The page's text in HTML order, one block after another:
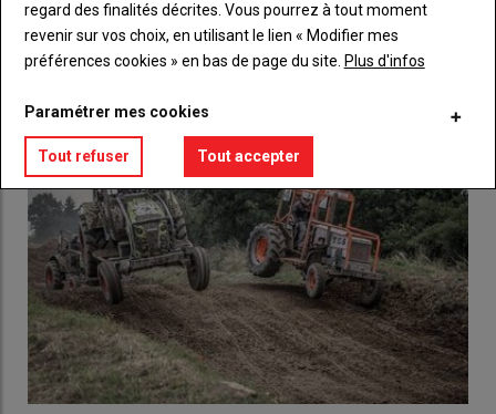
LES PLUS LUS
regard des finalités décrites. Vous pourrez à tout moment
revenir sur vos choix, en utilisant le lien « Modifier mes
préférences cookies » en bas de page du site. Plus d'infos
Paramétrer mes cookies
Tout refuser Tout accepter